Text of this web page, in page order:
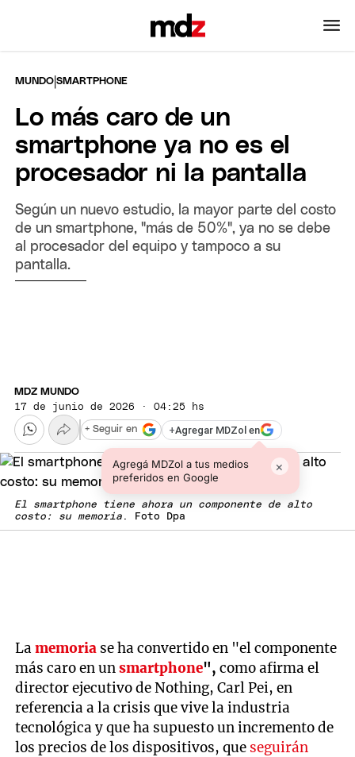
MUNDO |SMARTPHONE
Lo más caro de un
smartphone ya no es el
procesador ni la pantalla
Según un nuevo estudio, la mayor parte del costo
de un smartphone, "más de 50%", ya no se debe
al procesador del equipo y tampoco a su
pantalla.
MDZ MUNDO
17 de junio de 2026 · 04:25 hs
+Agregar MDZol en
Agregá MDZol a tus medios
preferidos en Google
×
+ Seguir en
El smartphone tiene ahora un componente de alto
costo: su memoria . Foto Dpa
Lamemoria se ha convertido en "el componente
más caro en unsmartphone", como afirma el
director ejecutivo de Nothing, Carl Pei, en
referencia a la crisis que vive la industria
tecnológica y que ha supuesto un incremento de
los precios de los dispositivos, que seguirán